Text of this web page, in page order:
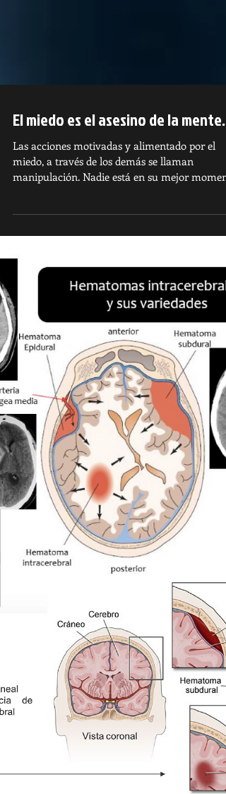
El miedo es el asesino de la mente.
Las acciones motivadas y alimentado por el
miedo, a través de los demás se llaman
manipulación. Nadie está en su mejor
cuando el mie